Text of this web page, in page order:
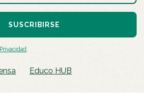
SUSCRIBIRSE
.
Educo HUB